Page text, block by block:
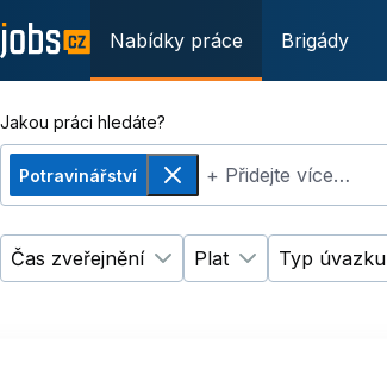
Nabídky práce Brigády
Jakou práci hledáte?
Potravinářství
Odebrat+ Přidejte více…
Čas zveřejnění
Změnit filtr Čas zveřejnění
Plat
Změnit filtr Plat
Typ úvazku